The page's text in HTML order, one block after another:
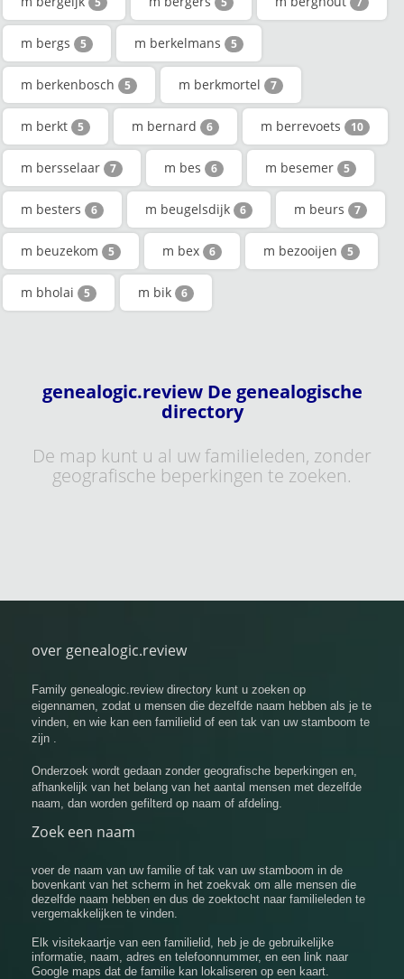
m bergs 5 m berkelmans 5
m berkenbosch 5 m berkmortel 7
m berkt 5 m bernard 6 m berrevoets 10
m bersselaar 7 m bes 6 m besemer 5
m besters 6 m beugelsdijk 6 m beurs 7
m beuzekom 5 m bex 6 m bezooijen 5
m bholai 5 m bik 6
genealogic.review De genealogische
directory
De map kunt u al uw familieleden, zonder
geografische beperkingen te zoeken.
over genealogic.review
Family genealogic.review directory kunt u zoeken op
eigennamen, zodat u mensen die dezelfde naam hebben als je te
vinden, en wie kan een familielid of een tak van uw stamboom te
zijn .
Onderzoek wordt gedaan zonder geografische beperkingen en,
afhankelijk van het belang van het aantal mensen met dezelfde
naam, dan worden gefilterd op naam of afdeling.
Zoek een naam
voer de naam van uw familie of tak van uw stamboom in de
bovenkant van het scherm in het zoekvak om alle mensen die
dezelfde naam hebben en dus de zoektocht naar familieleden te
vergemakkelijken te vinden.
Elk visitekaartje van een familielid, heb je de gebruikelijke
informatie, naam, adres en telefoonnummer, en een link naar
Google maps dat de familie kan lokaliseren op een kaart.